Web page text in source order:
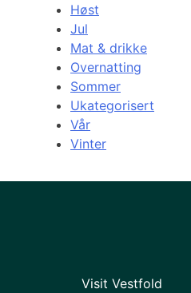
Høst
Jul
Mat & drikke
Overnatting
Sommer
Ukategorisert
Vår
Vinter
Visit Vestfold